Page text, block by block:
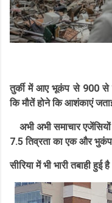
तुर्की में आए भूकंप से 900 से
कि मौतें होने कि आशंकाएं
अभी अभी समाचार एजेंसियों
7.5 तिव्रता का एक और
सीरिया में भी भारी तबाही हुई